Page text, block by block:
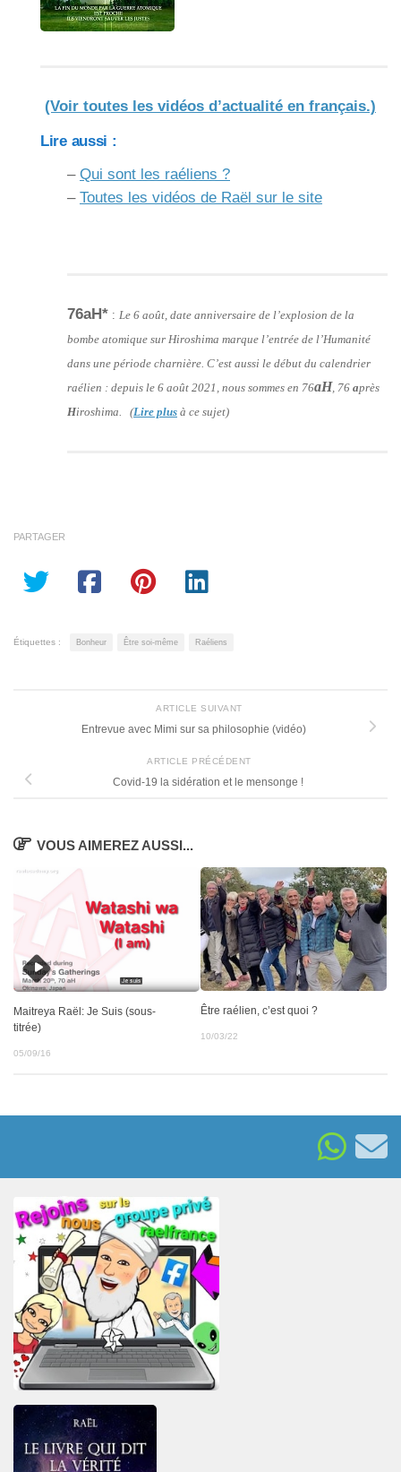
(Voir toutes les vidéos d’actualité en français.)
Lire aussi :
– Qui sont les raéliens ?
– Toutes les vidéos de Raël sur le site
76aH* : Le 6 août, date anniversaire de l’explosion de la
bombe atomique sur Hiroshima marque l’entrée de l’Humanité
dans une période charnière. C’est aussi le début du calendrier
raélien : depuis le 6 août 2021, nous sommes en 76aH, 76 après
Hiroshima. (Lire plus à ce sujet)
PARTAGER
Étiquettes : Bonheur Être soi-même Raéliens
ARTICLE SUIVANT
Entrevue avec Mimi sur sa philosophie (vidéo)
ARTICLE PRÉCÉDENT
Covid-19 la sidération et le mensonge !
VOUS AIMEREZ AUSSI...
Maitreya Raël: Je Suis (sous-
titrée)
05/09/16
Être raélien, c’est quoi ?
10/03/22